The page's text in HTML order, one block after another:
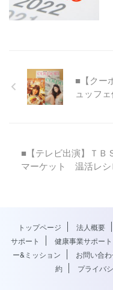
■【クー
ュッフ
■【テレビ出演】Ｔ
マーケット 温活レシ
トップページ 法人概要
サポート
健康事業サポート
ー&ミッション
お問い合
約
プライバ